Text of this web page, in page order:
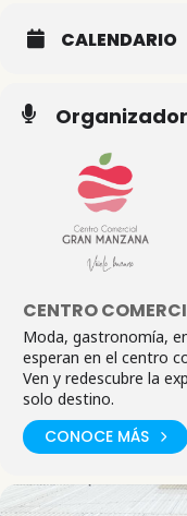
CALENDARIO
Organizador
CENTRO
Moda, gastronomía,
esperan en el centro
Ven y redescubre la
solo destino.
CONOCE MÁS